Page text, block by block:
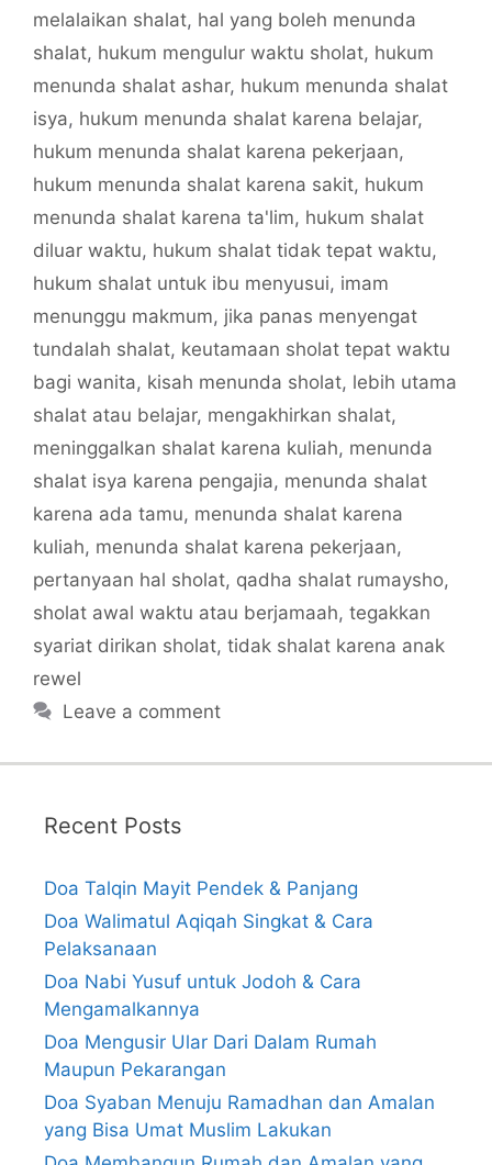
melalaikan shalat, hal yang boleh menunda
shalat, hukum mengulur waktu sholat, hukum
menunda shalat ashar, hukum menunda shalat
isya, hukum menunda shalat karena belajar,
hukum menunda shalat karena pekerjaan,
hukum menunda shalat karena sakit, hukum
menunda shalat karena ta'lim, hukum shalat
diluar waktu, hukum shalat tidak tepat waktu,
hukum shalat untuk ibu menyusui, imam
menunggu makmum, jika panas menyengat
tundalah shalat, keutamaan sholat tepat waktu
bagi wanita, kisah menunda sholat, lebih utama
shalat atau belajar, mengakhirkan shalat,
meninggalkan shalat karena kuliah, menunda
shalat isya karena pengajia, menunda shalat
karena ada tamu, menunda shalat karena
kuliah, menunda shalat karena pekerjaan,
pertanyaan hal sholat, qadha shalat rumaysho,
sholat awal waktu atau berjamaah, tegakkan
syariat dirikan sholat, tidak shalat karena anak
rewel
Leave a comment
Recent Posts
Doa Talqin Mayit Pendek & Panjang
Doa Walimatul Aqiqah Singkat & Cara
Pelaksanaan
Doa Nabi Yusuf untuk Jodoh & Cara
Mengamalkannya
Doa Mengusir Ular Dari Dalam Rumah
Maupun Pekarangan
Doa Syaban Menuju Ramadhan dan Amalan
yang Bisa Umat Muslim Lakukan